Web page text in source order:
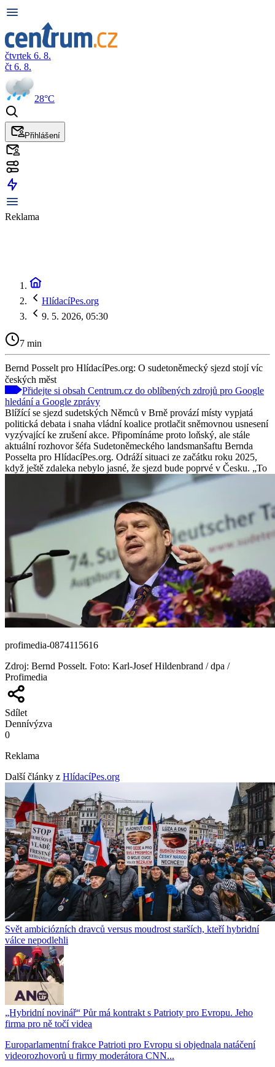
čtvrtek 6. 8.
čt 6. 8.
28°C
Přihlášení
Reklama
HlídacíPes.org
9. 5. 2026, 05:30
7 min
Bernd Posselt pro HlídacíPes.org: O sudetoněmecký sjezd stojí víc
českých měst
Přidejte si obsah Centrum.cz do oblíbených zdrojů pro Google
hledání a Google zprávy
Blížící se sjezd sudetských Němců v Brně provází místy vypjatá
politická debata i snaha vládní koalice protlačit sněmovnou usnesení
vyzývající ke zrušení akce. Připomínáme proto loňský, ale stále
aktuální rozhovor šéfa Sudetoněmeckého landsmanšaftu Bernda
Posselta pro HlídacíPes.org. Odráží situaci ze začátku roku 2025,
když ještě zdaleka nebylo jasné, že sjezd bude poprvé v Česku. „To
profimedia-0874115616
Zdroj: Bernd Posselt. Foto: Karl-Josef Hildenbrand / dpa /
Profimedia
Sdílet
Dennívýzva
0
Reklama
Další články z HlídacíPes.org
Svět ambiciózních dravců versus moudrost starších, kteří hybridní
válce nepodlehli
„Hybridní novinář“ Půr má kontrakt s Patrioty pro Evropu. Jeho
firma pro ně točí videa
Europarlamentní frakce Patrioti pro Evropu si objednala natáčení
videorozhovorů u firmy moderátora CNN...